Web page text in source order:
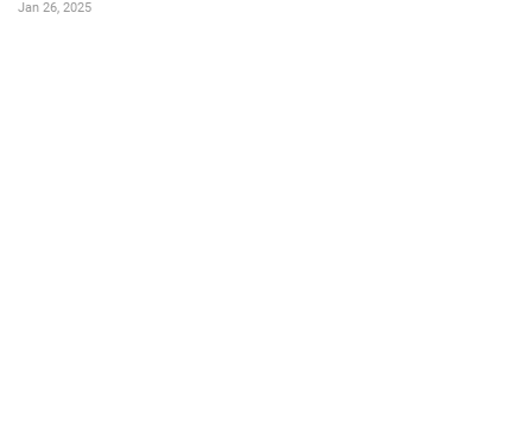
Jan 26, 2025